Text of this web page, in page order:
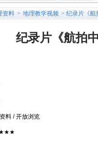
资料 > 地理教学视频 > 纪录片《航
纪录片《航拍
料 / 开放浏览